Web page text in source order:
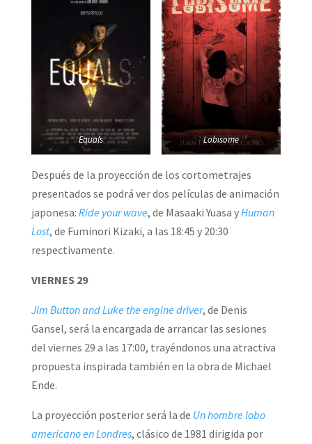
Equals Lobisome
Después de la proyección de los cortometrajes
presentados se podrá ver dos películas de animación
japonesa: Ride your wave, de Masaaki Yuasa yHuman
Lost, de Fuminori Kizaki, a las 18:45 y 20:30
respectivamente.
VIERNES 29
Jim Button and Luke the engine driver, de Denis
Gansel, será la encargada de arrancar las sesiones
del viernes 29 a las 17:00, trayéndonos una atractiva
propuesta inspirada también en la obra de Michael
Ende.
La proyección posterior será la de Un hombre lobo
americano en Londres, clásico de 1981 dirigida por